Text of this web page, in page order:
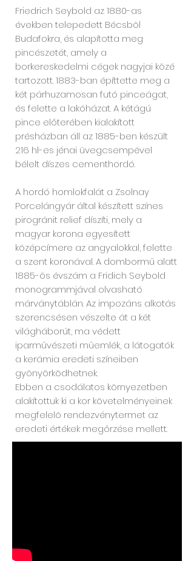
Friedrich Seybold az 1880-as
években telepedett Bécsbõl
Budafokra, és alapította meg
pincészetét, amely a
borkereskedelmi cégek nagyjai közé
tartozott. 1883-ban építtette meg a
két párhuzamosan futó pinceágat,
és felette a lakóházat. A kétágú
pince előterében kialakított
présházban áll az 1885-ben készült
216 hl-es jénai üvegcsempével
bélelt díszes cementhordó.
A hordó homlokfalát a Zsolnay
Porcelángyár által készített színes
pirogránit relief díszíti, mely a
magyar korona egyesített
középcímere az angyalokkal, felette
a szent koronával. A dombormű alatt
1885-ös évszám a Fridich Seybold
monogrammjával olvasható
márványtáblán. Az impozáns alkotás
szerencsésen vészelte át a két
világháborút, ma védett
iparművészeti műemlék, a látogatók
a kerámia eredeti színeiben
gyönyörködhetnek.
Ebben a csodálatos környezetben
alakítottuk ki a kor követelményeinek
megfelelõ rendezvénytermet az
eredeti értékek megőrzése mellett.